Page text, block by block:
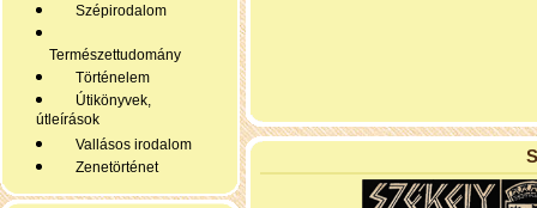
Szépirodalom
Természettudomány
Történelem
Útikönyvek,
útleírások
Vallásos irodalom
Zenetörténet